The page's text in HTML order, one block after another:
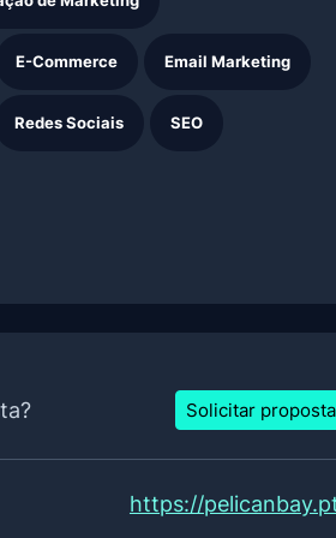
E-Commerce Email Marketing
Redes Sociais SEO
Solicitar proposta
https://